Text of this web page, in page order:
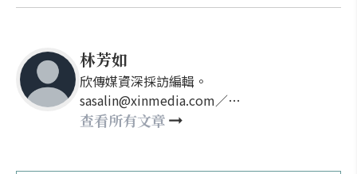
林芳如
欣傳媒資深採訪編輯。
sasalin@xinmedia.com／
happy21917@gmail.com
查看所有文章